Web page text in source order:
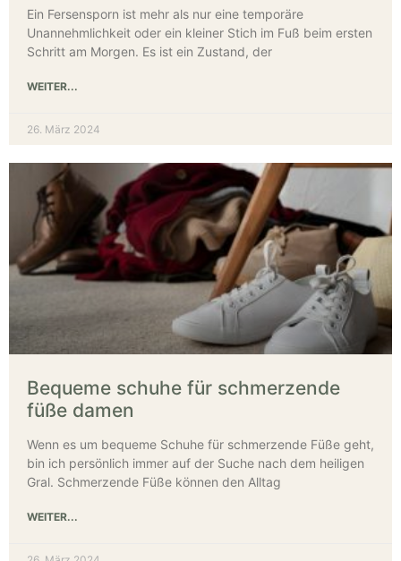
Ein Fersensporn ist mehr als nur eine temporäre
Unannehmlichkeit oder ein kleiner Stich im Fuß beim ersten
Schritt am Morgen. Es ist ein Zustand, der
WEITER...
26. März 2024
Bequeme schuhe für schmerzende
füße damen
Wenn es um bequeme Schuhe für schmerzende Füße geht,
bin ich persönlich immer auf der Suche nach dem heiligen
Gral. Schmerzende Füße können den Alltag
WEITER...